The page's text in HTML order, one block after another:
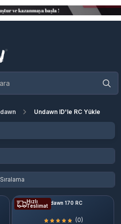
Undawn ID'le RC Yükle
Hızlı
TeslimatUndawn 170 RC
(0)